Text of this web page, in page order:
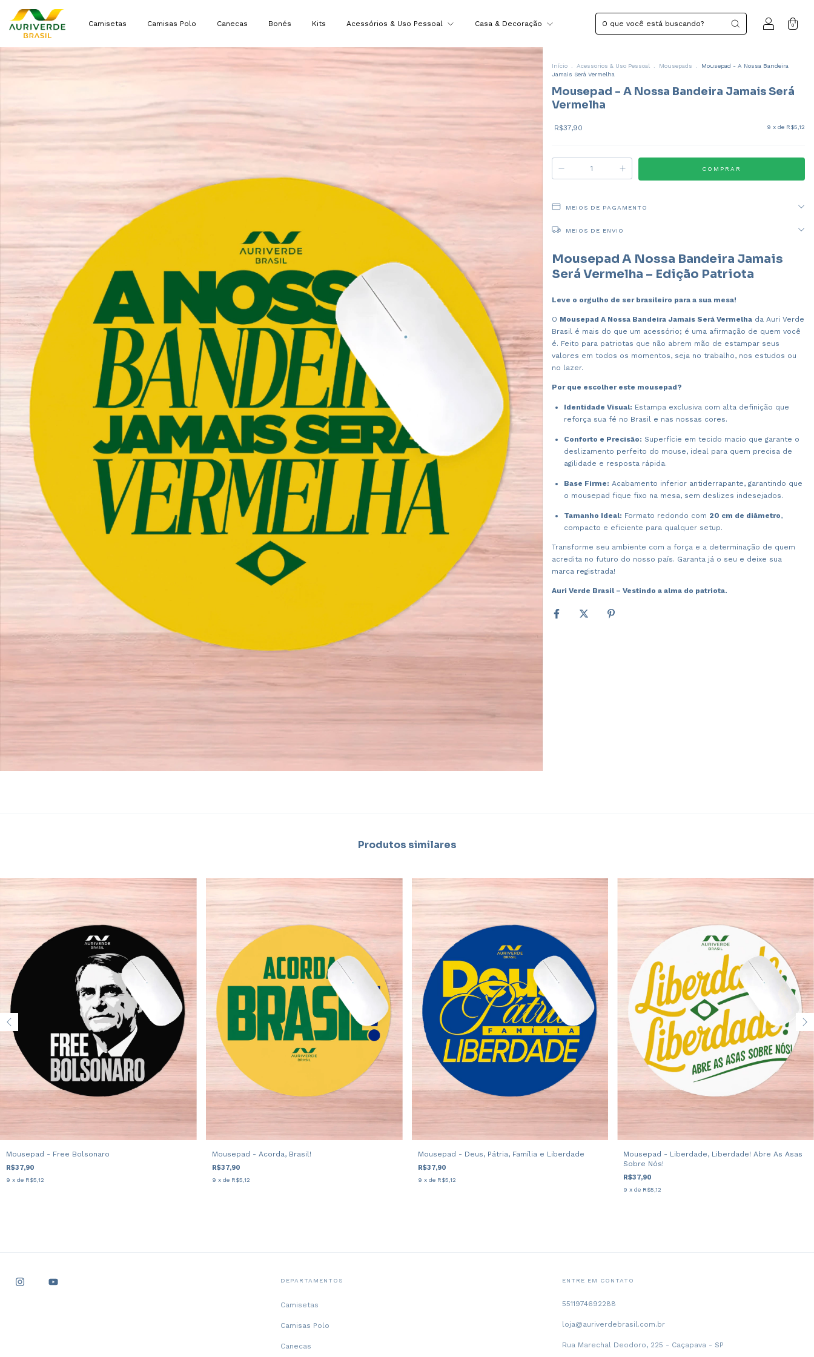
Camisetas Camisas Polo Canecas Bonés Kits Acessórios & Uso Pessoal Casa & Decoração 0
Início Acessorios & Uso Pessoal Mousepads
Mousepad - A Nossa Bandeira
Jamais Será Vermelha
Mousepad - A Nossa Bandeira Jamais Será
Vermelha
R$37,90 9 x de R$5,12
MEIOS DE PAGAMENTO
MEIOS DE ENVIO
Mousepad A Nossa Bandeira Jamais
Será Vermelha – Edição Patriota
Leve o orgulho de ser brasileiro para a sua mesa!
O Mousepad A Nossa Bandeira Jamais Será Vermelha da Auri Verde
Brasil é mais do que um acessório; é uma afirmação de quem você
é. Feito para patriotas que não abrem mão de estampar seus
valores em todos os momentos, seja no trabalho, nos estudos ou
no lazer.
Por que escolher este mousepad?
Identidade Visual: Estampa exclusiva com alta definição que
reforça sua fé no Brasil e nas nossas cores.
Conforto e Precisão: Superfície em tecido macio que garante o
deslizamento perfeito do mouse, ideal para quem precisa de
agilidade e resposta rápida.
Base Firme: Acabamento inferior antiderrapante, garantindo que
o mousepad fique fixo na mesa, sem deslizes indesejados.
Tamanho Ideal: Formato redondo com 20 cm de diâmetro,
compacto e eficiente para qualquer setup.
Transforme seu ambiente com a força e a determinação de quem
acredita no futuro do nosso país. Garanta já o seu e deixe sua
marca registrada!
Auri Verde Brasil – Vestindo a alma do patriota.
Produtos similares
Mousepad - Free Bolsonaro
R$37,90
9 x de R$5,12
Mousepad - Acorda, Brasil!
R$37,90
9 x de R$5,12
Mousepad - Deus, Pátria, Família e Liberdade
R$37,90
9 x de R$5,12
Mousepad - Liberdade, Liberdade! Abre As Asas
Sobre Nós!
R$37,90
9 x de R$5,12
DEPARTAMENTOS
Camisetas
Camisas Polo
Canecas
ENTRE EM CONTATO
5511974692288
loja@auriverdebrasil.com.br
Rua Marechal Deodoro, 225 - Caçapava - SP